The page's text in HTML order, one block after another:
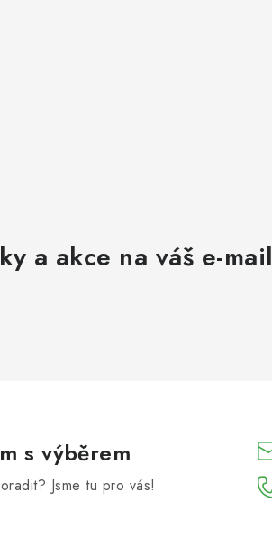
a akce na váš e-mail
s výběrem
Jsme tu pro vás!